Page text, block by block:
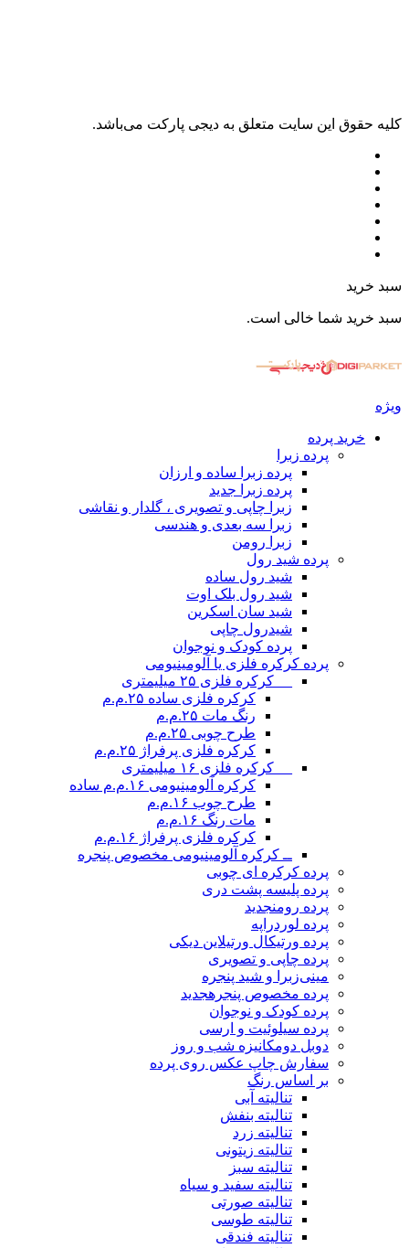
کليه حقوق اين سايت متعلق به دیجی پارکت می‌باشد.
سبد خرید
سبد خرید شما خالی است.
ویژه
خرید پرده
پرده زبرا
پرده زبرا ساده و ارزان
پرده زبرا جدید
زبرا چاپی و تصویری ، گلدار و نقاشی
زبرا سه بعدی و هندسی
زبرا رومن
پرده شید رول
شید رول ساده
شید رول بلک اوت
شید سان اسکرین
شیدرول چاپی
پرده کودک و نوجوان
پرده کرکره فلزی یا آلومینیومی
__ کرکره فلزی ۲۵ میلیمتری
کرکره فلزی ساده ۲۵.م.م
رنگ مات ۲۵.م.م
طرح چوبی ۲۵.م.م
کرکره فلزی پرفراژ ۲۵.م.م
__ کرکره فلزی ۱۶ میلیمتری
کرکره آلومینیومی ۱۶.م.م ساده
طرح چوب ۱۶.م.م
مات رنگ ۱۶.م.م
کرکره فلزی پرفراژ ۱۶.م.م
ــ کرکره آلومینیومی مخصوص پنجره
پرده کرکره ای چوبی
پرده پلیسه پشت دری
پرده رومنجدید
پرده لوردراپه
پرده ورتیکال ورتیلاین دیکی
پرده چاپی و تصویری
مینی‌زبرا و شید پنجره
پرده مخصوص پنجرهجدید
پرده کودک و نوجوان
پرده سیلوئیت و ارسی
دوبل دومکانیزه شب و روز
سفارش چاپ عکس روی پرده
بر اساس رنگ
تنالیته آبی
تنالیته بنفش
تنالیته زرد
تنالیته زیتونی
تنالیته سبز
تنالیته سفید و سیاه
تنالیته صورتی
تنالیته طوسی
تنالیته فندقی